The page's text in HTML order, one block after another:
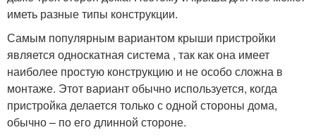
иметь разные типы конструкции.
Самым популярным вариантом крыши пристройки
является односкатная система , так как она имеет
наиболее простую конструкцию и не особо сложна в
монтаже. Этот вариант обычно используется, когда
пристройка делается только с одной стороны дома,
обычно – по его длинной стороне.